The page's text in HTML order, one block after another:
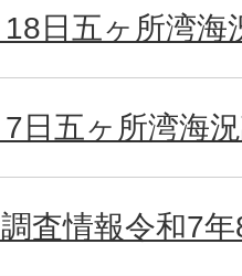
日五ヶ所湾海
日五ヶ所湾海
査情報令和7